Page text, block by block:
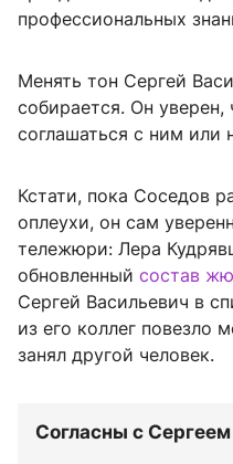
профессиональных
Менять тон Сергей
собирается. Он
соглашаться с ним или
Кстати, пока Соседов
оплеухи, он сам
тележюри: Лера
обновленный состав
Сергей Васильевич в
из его коллег повезло
занял другой человек.
Согласны с